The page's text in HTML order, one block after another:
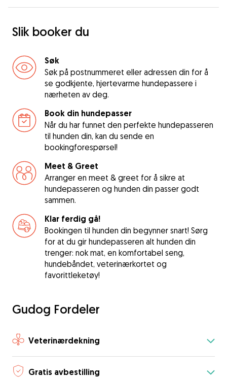
Slik booker du
Søk
Søk på postnummeret eller adressen din for å
se godkjente, hjertevarme hundepassere i
nærheten av deg.
Book din hundepasser
Når du har funnet den perfekte hundepasseren
til hunden din, kan du sende en
bookingforespørsel!
Meet & Greet
Arranger en meet & greet for å sikre at
hundepasseren og hunden din passer godt
sammen.
Klar ferdig gå!
Bookingen til hunden din begynner snart! Sørg
for at du gir hundepasseren alt hunden din
trenger: nok mat, en komfortabel seng,
hundebåndet, veterinærkortet og
favorittleketøy!
Gudog Fordeler
Veterinærdekning
Gratis avbestilling